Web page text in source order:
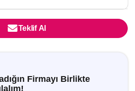
Teklif Al
Firmayı Birlikte